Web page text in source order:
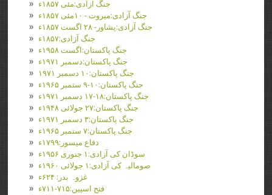
جنگ آزادی:مئی ۱۸۵۷ء
جنگ آزادی:میروت - ۱۰مئی ۱۸۵۷ء
جنگ آزادی:پشاور- ۲۸ اگست ۱۸۵۷ء
جنگ آزادی:۱۸۵۷ء
جنگ پاکستان:اگست ۱۹۵۸ء
جنگ پاکستان:دسمبر ۱۹۷۱ء
جنگ پاکستان:۱۰ دسمبر ۱۹۷۱
جنگ پاکستان:۱۰-۹ ستمبر ۱۹۶۵ء
جنگ پاکستان:۱۸-۱۷ دسمبر ۱۹۷۱ء
جنگ پاکستان:۲۷ جولائی ۱۹۴۸ء
جنگ پاکستان:۳ دسمبر ۱۹۷۱ء
جنگ پاکستان:۷ ستمبر ۱۹۶۵ء
دفاع میسور:۱۷۹۹ء
سوڈان کی آزادی:۱ جنوری ۱۹۵۶ء
صومالیہ کی آزادی:۱ جولائی ۱۹۶۰ء
غزوہ بدر: ۶۲۴ء
فتح اسپین:۷۱۵-۷۱۱ء